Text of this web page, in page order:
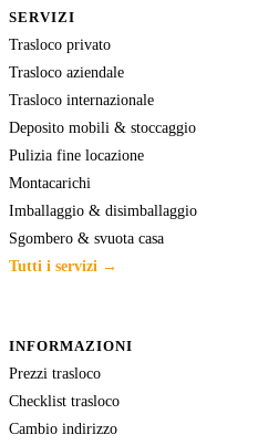
SERVIZI
Trasloco privato
Trasloco aziendale
Trasloco internazionale
Deposito mobili & stoccaggio
Pulizia fine locazione
Montacarichi
Imballaggio & disimballaggio
Sgombero & svuota casa
Tutti i servizi →
INFORMAZIONI
Prezzi trasloco
Checklist trasloco
Cambio indirizzo